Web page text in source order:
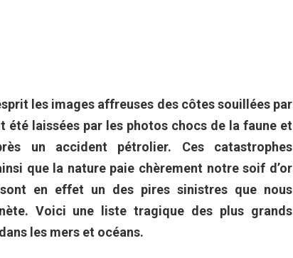
les images affreuses des côtes souillées par
été laissées par les photos chocs de la faune et
un accident pétrolier. Ces catastrophes
que la nature paie chèrement notre soif d’or
en effet un des pires sinistres que nous
Voici une liste tragique des plus grands
les mers et océans.